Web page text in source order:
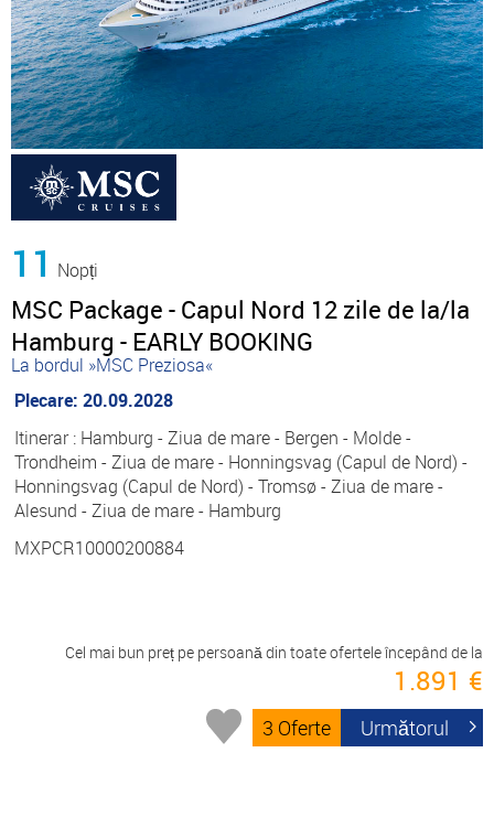
11 Nopți
MSC Package - Capul Nord 12 zile de la/la
Hamburg - EARLY BOOKING
La bordul »MSC Preziosa«
Plecare: 20.09.2028
Itinerar : Hamburg - Ziua de mare - Bergen - Molde -
Trondheim - Ziua de mare - Honningsvag (Capul de Nord) -
Honningsvag (Capul de Nord) - Tromsø - Ziua de mare -
Alesund - Ziua de mare - Hamburg
MXPCR10000200884
Cel mai bun preț pe persoană din toate ofertele începând de la
1.891 €
3 Oferte Următorul